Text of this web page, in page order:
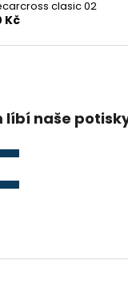
clasic 02
Kč
líbí naše